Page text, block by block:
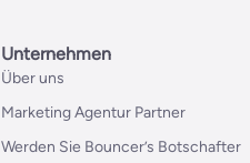
Unternehmen
Über uns
Marketing Agentur Partner
Werden Sie Bouncer’s Botschafter